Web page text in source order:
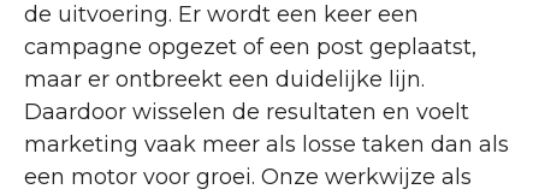
de uitvoering. Er wordt een keer een
campagne opgezet of een post geplaatst,
maar er ontbreekt een duidelijke lijn.
Daardoor wisselen de resultaten en voelt
marketing vaak meer als losse taken dan als
een motor voor groei. Onze werkwijze als